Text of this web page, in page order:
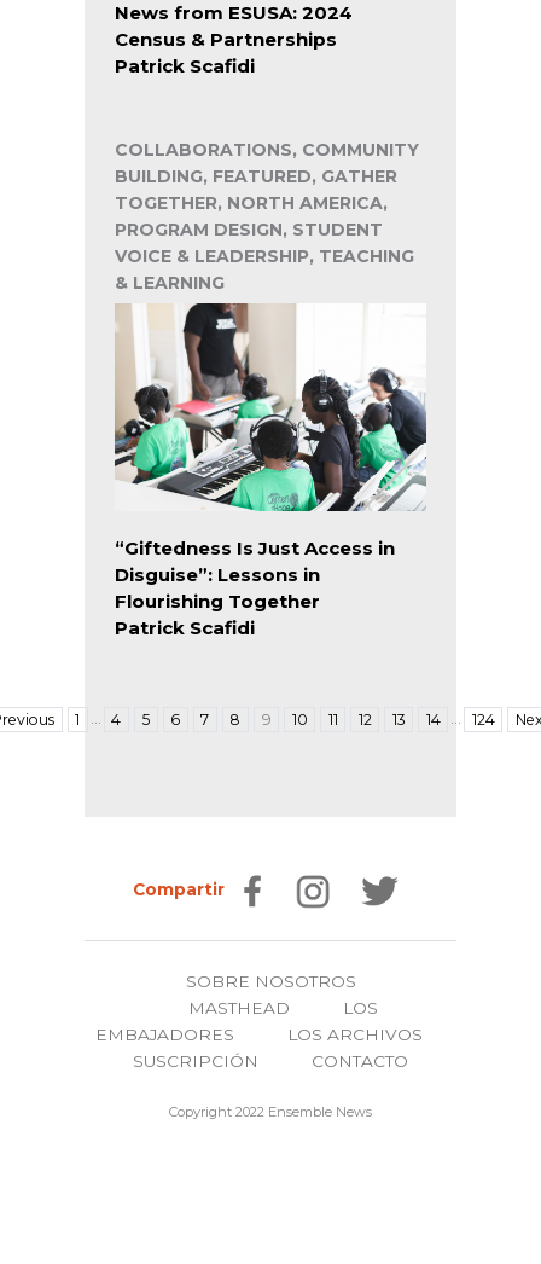
News from ESUSA: 2024
Census & Partnerships
Patrick Scafidi
COLLABORATIONS, COMMUNITY
BUILDING, FEATURED, GATHER
TOGETHER, NORTH AMERICA,
PROGRAM DESIGN, STUDENT
VOICE & LEADERSHIP, TEACHING
& LEARNING
“Giftedness Is Just Access in
Disguise”: Lessons in
Flourishing Together
Patrick Scafidi
1 4 5 6 7 8 9 10 11 12 13 14 124
Compartir
SOBRE NOSOTROS
MASTHEAD
LOS
EMBAJADORES
LOS ARCHIVOS
SUSCRIPCIÓN
CONTACTO
Copyright 2022 Ensemble News